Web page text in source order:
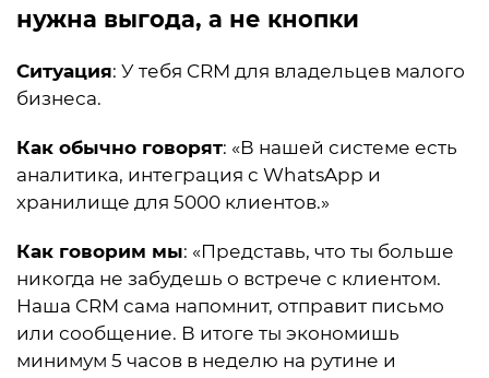
нужна выгода, а не кнопки
Ситуация: У тебя CRM для владельцев малого
бизнеса.
Как обычно говорят: «В нашей системе есть
аналитика, интеграция с WhatsApp и
хранилище для 5000 клиентов.»
Как говорим мы: «Представь, что ты больше
никогда не забудешь о встрече с клиентом.
Наша CRM сама напомнит, отправит письмо
или сообщение. В итоге ты экономишь
минимум 5 часов в неделю на рутине и